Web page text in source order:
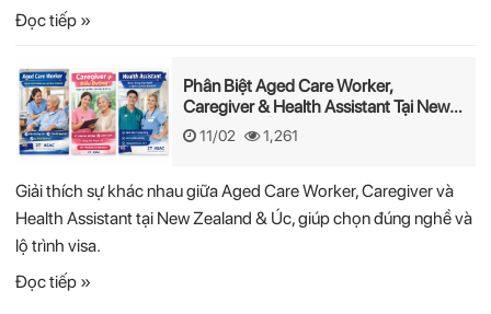
Đọc tiếp »
Phân Biệt Aged Care Worker,
Caregiver & Health Assistant Tại New
Zealand & Úc
11/02 1,261
Giải thích sự khác nhau giữa Aged Care Worker, Caregiver và
Health Assistant tại New Zealand & Úc, giúp chọn đúng nghề và
lộ trình visa.
Đọc tiếp »